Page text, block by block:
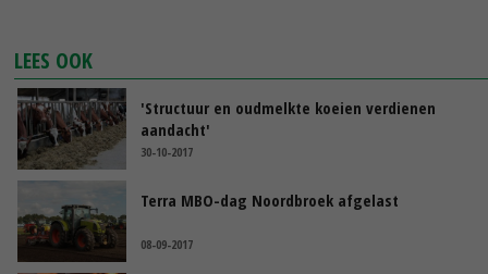
LEES OOK
'Structuur en oudmelkte koeien verdienen
aandacht'
30-10-2017
Terra MBO-dag Noordbroek afgelast
08-09-2017